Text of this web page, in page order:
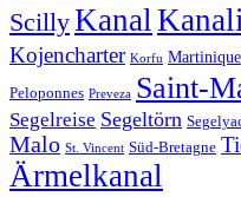
ScillyKanal
Kojencharter Korfu Martinique
Peloponnes Preveza Saint-
Segelreise Segeltörn
Malo St. Vincent Süd-Bretagne
Ärmelkanal